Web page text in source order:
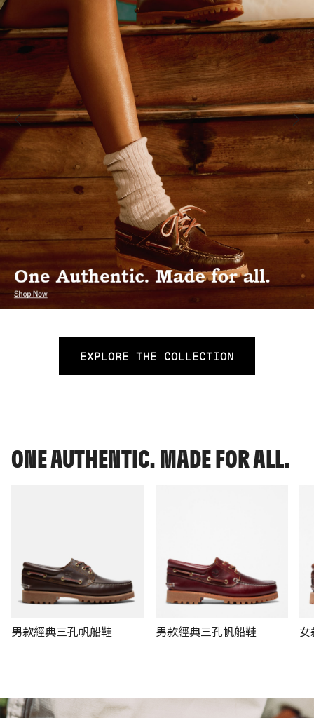
EXPLORE THE COLLECTION
ONE AUTHENTIC. MADE FOR ALL.
男款經典三孔帆船鞋 男款經典三孔帆船鞋 女